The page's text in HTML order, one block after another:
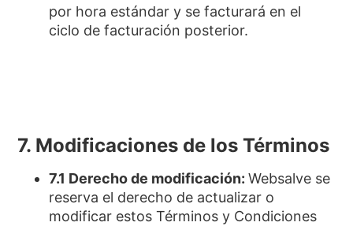
por hora estándar y se facturará en el
ciclo de facturación posterior.
7. Modificaciones de los Términos
7.1 Derecho de modificación:Websalve se
reserva el derecho de actualizar o
modificar estos Términos y Condiciones